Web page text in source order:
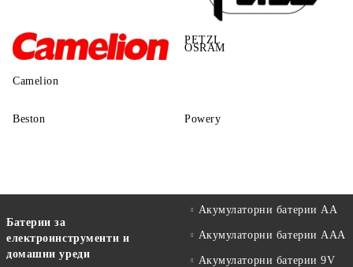
PETZL
Camelion
OSRAM
Beston Powery
Батерии за
електроинструменти и
домашни уреди
Акумулаторни батерии АА
Акумулаторни батерии AAA
Акумулаторни батерии 9V